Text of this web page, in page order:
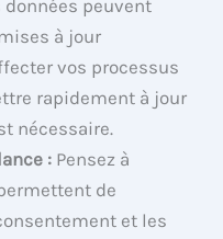
peuvent
à jour
vos processus
rapidement à jour
nécessaire.
: Pensez à
de
et les